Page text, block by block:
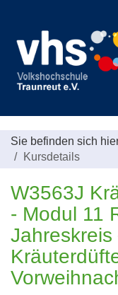
Sie befinden sich
Kursdetails
W3563J
- Modul 11